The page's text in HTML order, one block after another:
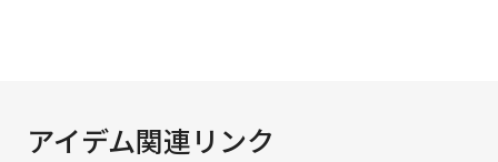
アイデム関連リンク